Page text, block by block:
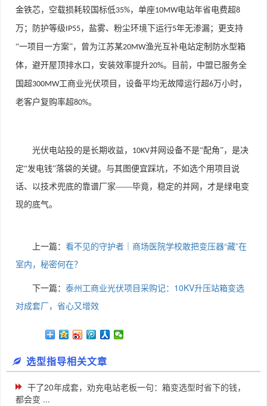
金铁芯，空载损耗较国标低35%，单座10MW电站年省电费超8
万；防护等级IP55，盐雾、粉尘环境下运行5年无渗漏；更支持
“一项目一方案”，曾为江苏某20MW渔光互补电站定制防水型箱
体，避开屋顶排水口，安装效率提升20%。目前，中盟已服务全
国超300MW工商业光伏项目，设备平均无故障运行超6万小时，
老客户复购率超80%。
光伏电站投的是长期收益， 10KV并网设备不是“配角”，是决
定“发电钱”落袋的关键。与其图便宜踩坑，不如选个用项目说
话、以技术兜底的靠谱厂家——毕竟，稳定的并网，才是绿电变
现的底气。
上一篇： 看不见的守护者｜商场医院学校敢把变压器“藏”在
室内，秘密何在？
下一篇： 泰州工商业光伏项目采购记：10KV升压站箱变选
对成套厂，省心又增效
选型指导相关文章
干了20年成套，劝充电站老板一句：箱变选型时省下的钱，
都会变 ...